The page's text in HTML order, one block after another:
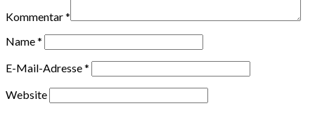
Kommentar*
Name*
E-Mail-Adresse*
Website